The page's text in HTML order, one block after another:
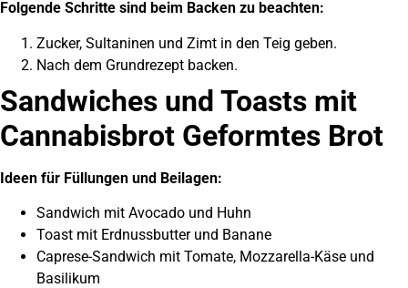
Folgende Schritte sind beim Backen zu beachten:
Zucker, Sultaninen und Zimt in den Teig geben.
Nach dem Grundrezept backen.
Sandwiches und Toasts mit
Cannabisbrot Geformtes Brot
Ideen für Füllungen und Beilagen:
Sandwich mit Avocado und Huhn
Toast mit Erdnussbutter und Banane
Caprese-Sandwich mit Tomate, Mozzarella-Käse und
Basilikum